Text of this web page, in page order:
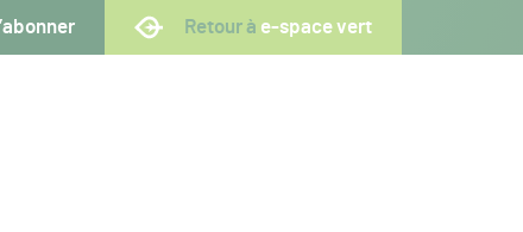
Retour à e-space vert